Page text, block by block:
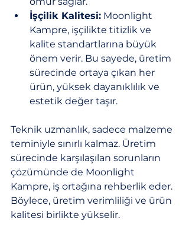
İşçilik Kalitesi: Moonlight
Kampre, işçilikte titizlik ve
kalite standartlarına büyük
önem verir. Bu sayede, üretim
sürecinde ortaya çıkan her
ürün, yüksek dayanıklılık ve
estetik değer taşır.
Teknik uzmanlık, sadece malzeme
teminiyle sınırlı kalmaz. Üretim
sürecinde karşılaşılan sorunların
çözümünde de Moonlight
Kampre, iş ortağına rehberlik eder.
Böylece, üretim verimliliği ve ürün
kalitesi birlikte yükselir.